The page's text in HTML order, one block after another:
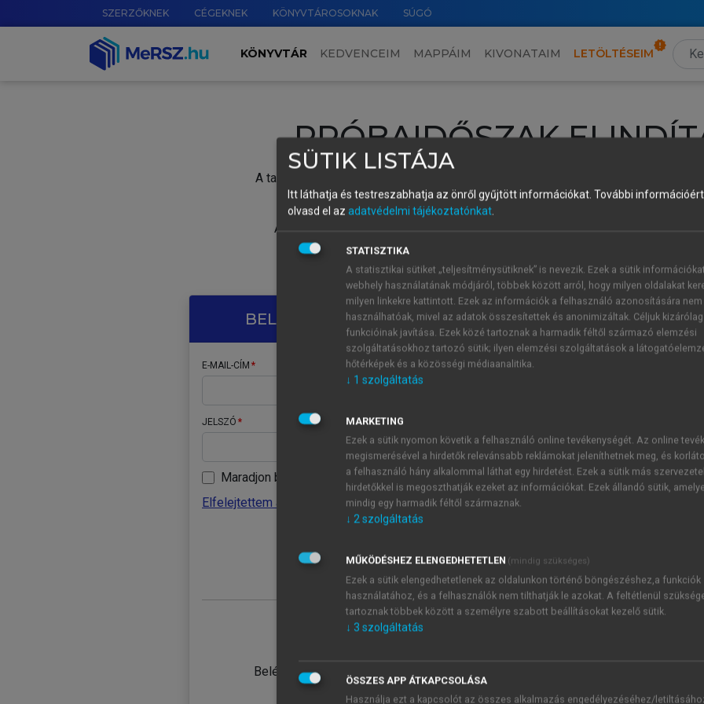
SZERZŐKNEK CÉGEKNEK KÖNYVTÁROSOKNAK SÚGÓ
KÖNYVTÁR KEDVENCEIM MAPPÁIM KIVONATAIM LETÖLTÉSEIM
PRÓBAIDŐSZAK
A tartalom megtekintéséhez lépj be a saját fiókoddal, iskolai azonosítóddal vagy
Új felhasználóként1 óra díjmentes hozzáférésrevagy
A próbaidőszak elindításához,
vagy hozz
A regisztráció után a
BELÉPÉS SAJÁT FIÓKKAL
E-MAIL-CÍM
JELSZÓ
Maradjon belépve
Elfelejtettem a jelszavamat
Belépés intézményi azonosítóval
ÚJ FIÓK
1 óra
JELSZÓ
Kérek értesítést a MeRSZ
Kérek értesítést az
SÜTIK LISTÁJA
Itt láthatja és testreszabhatja az önről gyűjtött információkat. További
olvasd el az adatvédelmi tájékoztatónkat.
STATISZTIKA
A statisztikai sütiket „teljesítménysütiknek” is nevezik. Ezek a sütik
webhely használatának módjáról, többek között arról, hogy milyen oldalakat
milyen linkekre kattintott. Ezek az információk a felhasználó azonosítására nem
használhatóak, mivel az adatok összesítettek és anonimizáltak. Céljuk
funkcióinak javítása. Ezek közé tartoznak a harmadik féltől származó elemzési
szolgáltatásokhoz tartozó sütik; ilyen elemzési szolgáltatások a
hőtérképek és a közösségi médiaanalitika.
↓ 1 szolgáltatás
MARKETING
Ezek a sütik nyomon követik a felhasználó online tevékenységét. Az online
megismerésével a hirdetők relevánsabb reklámokat jeleníthetnek meg, és
a felhasználó hány alkalommal láthat egy hirdetést. Ezek a sütik más
hirdetőkkel is megoszthatják ezeket az információkat. Ezek állandó sütik,
mindig egy harmadik féltől származnak.
↓ 2szolgáltatás
MŰKÖDÉSHEZ ELENGEDHETETLEN (mindig szükséges)
Ezek a sütik elengedhetetlenek az oldalunkon történő böngészéshez,a funkciók
használatához, és a felhasználók nem tilthatják le azokat. A feltétlenül
tartoznak többek között a személyre szabott beállításokat kezelő sütik.
↓ 3 szolgáltatás
ÖSSZES APP ÁTKAPCSOLÁSA
Használja ezt a kapcsolót az összes alkalmazás engedélyezéséhez/